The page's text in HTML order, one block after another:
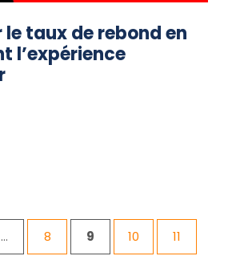
taux de rebond en
l’expérience
… Page
8 Page
9 Page
10 Page
11